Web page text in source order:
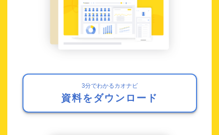
3分でわかるカオナビ
資料をダウンロード